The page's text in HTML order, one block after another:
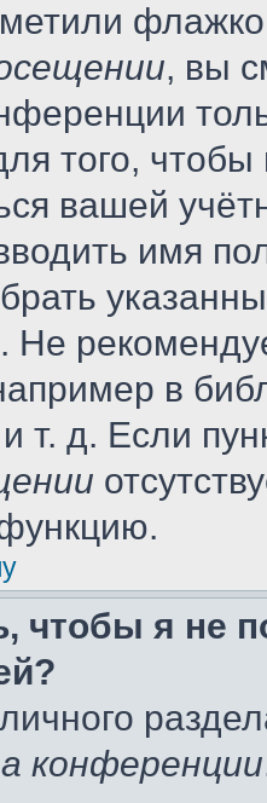
, вы
того, чтобы
вашей
имя
в
т. д. Если
чтобы я не
конференции